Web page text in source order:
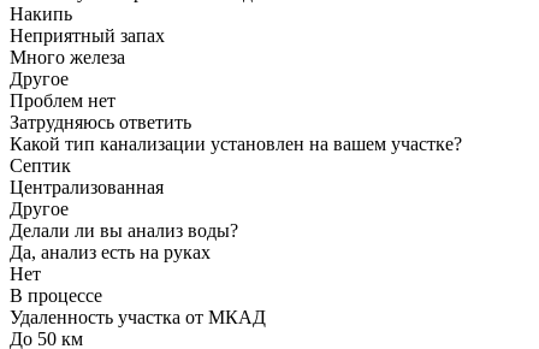
Накипь
Неприятный запах
Много железа
Другое
Проблем нет
Затрудняюсь ответить
Какой тип канализации установлен на вашем участке?
Септик
Централизованная
Другое
Делали ли вы анализ воды?
Да, анализ есть на руках
Нет
В процессе
Удаленность участка от МКАД
До 50 км